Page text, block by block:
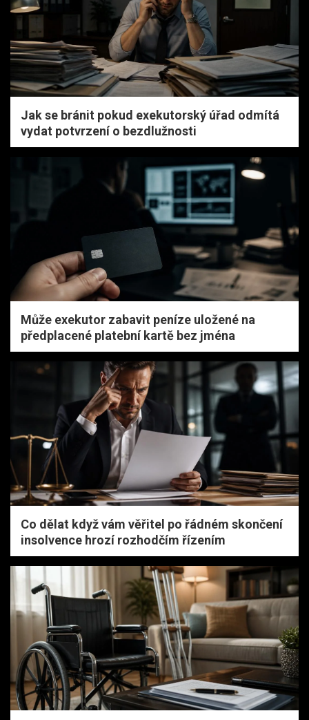
Jak se bránit pokud exekutorský úřad odmítá
vydat potvrzení o bezdlužnosti
Může exekutor zabavit peníze uložené na
předplacené platební kartě bez jména
Co dělat když vám věřitel po řádném skončení
insolvence hrozí rozhodčím řízením